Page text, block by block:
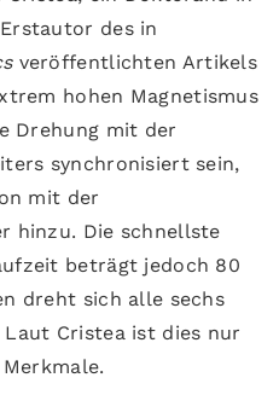
des in
veröffentlichten Artikels
hohen Magnetismus
Drehung mit der
synchronisiert sein,
mit der
hinzu. Die schnellste
beträgt jedoch 80
dreht sich alle sechs
Laut Cristea ist dies nur